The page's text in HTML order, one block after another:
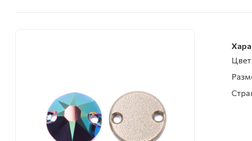
Цвет